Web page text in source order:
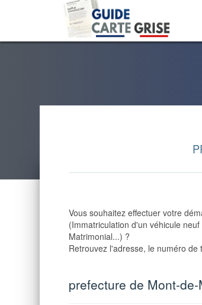
Vous souhaitez effectuer votre
(Immatriculation d'un véhicule
Matrimonial...) ?
Retrouvez l'adresse, le numéro
prefecture de Mont-